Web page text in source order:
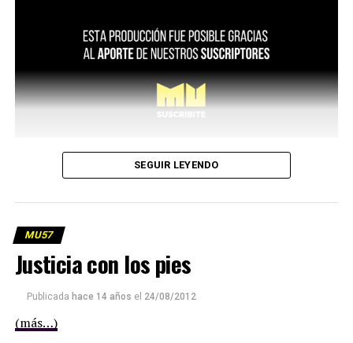
SEGUIR LEYENDO
MU57
Justicia con los pies
Publicada hace 14 años el 24/08/2012
(más…)